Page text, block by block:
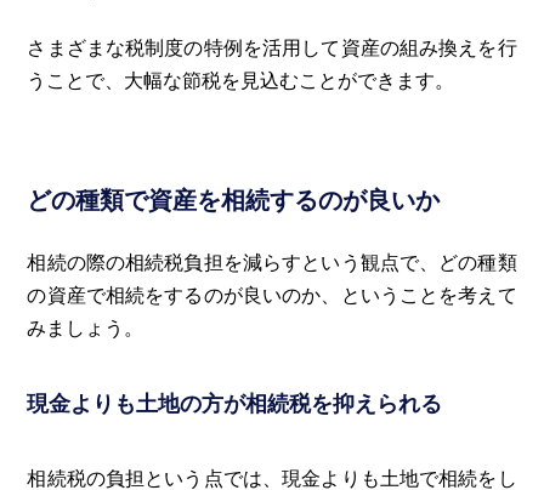
さまざまな税制度の特例を活用して資産の組み換えを行
うことで、大幅な節税を見込むことができます。
どの種類で資産を相続するのが良いか
相続の際の相続税負担を減らすという観点で、どの種類
の資産で相続をするのが良いのか、ということを考えて
みましょう。
現金よりも土地の方が相続税を抑えられる
相続税の負担という点では、現金よりも土地で相続をし